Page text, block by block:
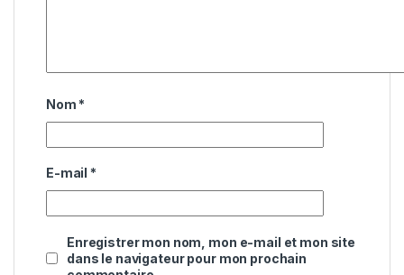
Nom *
E-mail *
Enregistrer mon nom, mon e-mail et mon site
dans le navigateur pour mon prochain